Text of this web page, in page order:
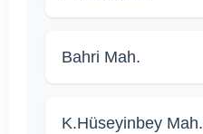
Bahri Mah.
K.Hüseyinbey Mah.